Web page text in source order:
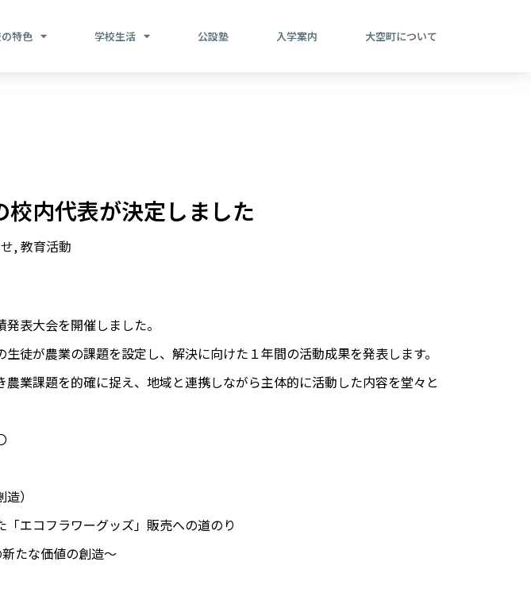
特色 学校生活 公設塾 入学案内 大空町について
校内代表が決定しました
,教育活動
表大会を開催しました。
徒が農業の課題を設定し、解決に向けた１年間の活動成果を発表します。
業課題を的確に捉え、地域と連携しながら主体的に活動した内容を堂々と
）
エコフラワーグッズ」販売への道のり
たな価値の創造～